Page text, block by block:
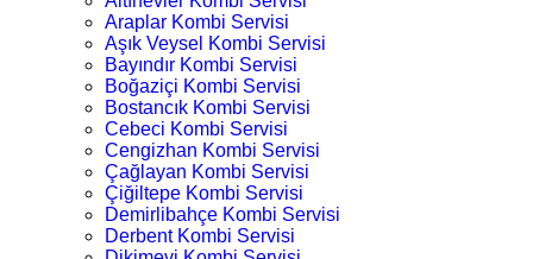
Araplar Kombi Servisi
Aşık Veysel Kombi Servisi
Bayındır Kombi Servisi
Boğaziçi Kombi Servisi
Bostancık Kombi Servisi
Cebeci Kombi Servisi
Cengizhan Kombi Servisi
Çağlayan Kombi Servisi
Çiğiltepe Kombi Servisi
Demirlibahçe Kombi Servisi
Derbent Kombi Servisi